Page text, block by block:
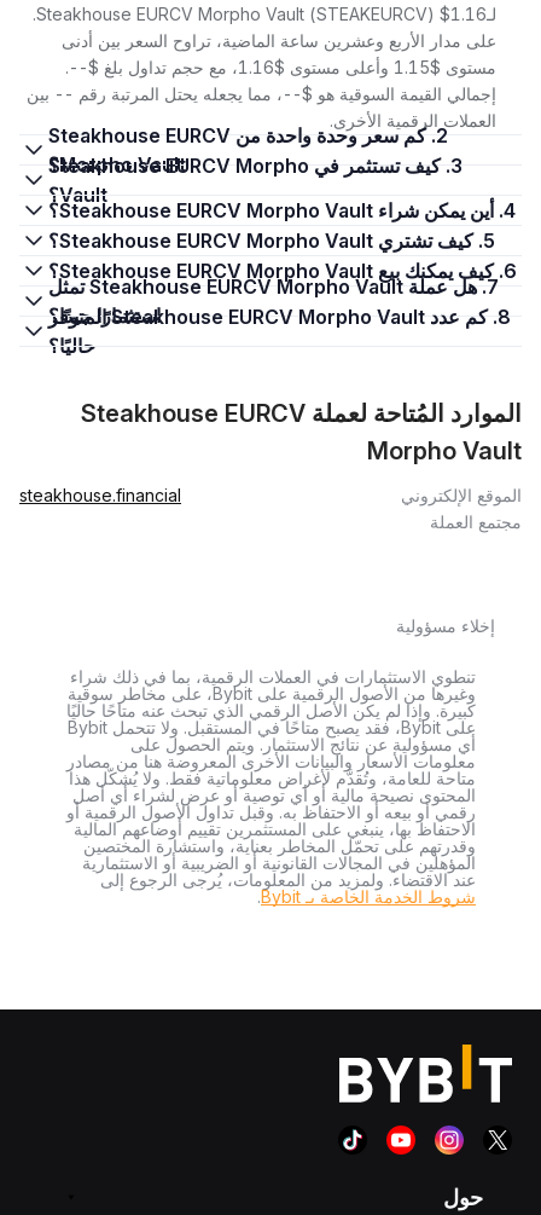
لـSteakhouse EURCV Morpho Vault (STEAKEURCV) $1.16.
على مدار الأربع وعشرين ساعة الماضية، تراوح السعر بين أدنى
مستوى $1.15 وأعلى مستوى $1.16، مع حجم تداول بلغ $--.
إجمالي القيمة السوقية هو $--، مما يجعله يحتل المرتبة رقم -- بين
العملات الرقمية الأخرى.
2. كم سعر وحدة واحدة من Steakhouse EURCV
Morpho Vault؟
3. كيف تستثمر في Steakhouse EURCV Morpho
Vault؟
4. أين يمكن شراء Steakhouse EURCV Morpho Vault؟
5. كيف تشتري Steakhouse EURCV Morpho Vault؟
6. كيف يمكنك بيع Steakhouse EURCV Morpho Vault؟
7. هل عملة Steakhouse EURCV Morpho Vault تمثل
استثمارًا جيدًا؟
8. كم عدد Steakhouse EURCV Morpho Vault المتوفر
حاليًا؟
الموارد المُتاحة لعملة Steakhouse EURCV
Morpho Vault
الموقع الإلكتروني
steakhouse.financial
مجتمع العملة
إخلاء مسؤولية
تنطوي الاستثمارات في العملات الرقمية، بما في ذلك شراء
وغيرها من الأصول الرقمية على Bybit، على مخاطر سوقية
كبيرة. وإذا لم يكن الأصل الرقمي الذي تبحث عنه متاحًا حاليًا
على Bybit، فقد يصبح متاحًا في المستقبل. ولا تتحمل Bybit
أي مسؤولية عن نتائج الاستثمار. ويتم الحصول على
معلومات الأسعار والبيانات الأخرى المعروضة هنا من مصادر
متاحة للعامة، وتُقدَّم لأغراض معلوماتية فقط. ولا يُشكّل هذا
المحتوى نصيحة مالية أو أي توصية أو عرض لشراء أي أصل
رقمي أو بيعه أو الاحتفاظ به. وقبل تداول الأصول الرقمية أو
الاحتفاظ بها، ينبغي على المستثمرين تقييم أوضاعهم المالية
وقدرتهم على تحمّل المخاطر بعناية، واستشارة المختصين
المؤهلين في المجالات القانونية أو الضريبية أو الاستثمارية
عند الاقتضاء. ولمزيد من المعلومات، يُرجى الرجوع إلى
شروط الخدمة الخاصة بـ Bybit
.
حول